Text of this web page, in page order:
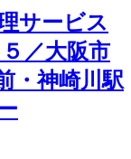
サービス
／大阪市
・神崎川駅